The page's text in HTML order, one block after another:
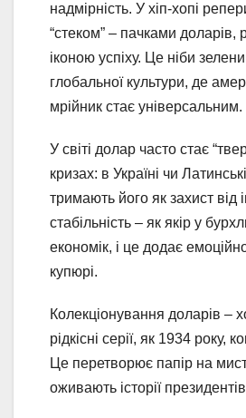
надмірність. У хіп-хопі
“стеком” – пачками доларів,
іконою успіху. Це ніби
глобальної культури, де
мрійник стає універсальним.
У світі долар часто стає
кризах: в Україні чи
тримають його як захист від
стабільність – як якір у
економік, і це додає
купюрі.
Колекціонування доларів –
рідкісні серії, як 1934 року,
Це перетворює папір на
оживають історії